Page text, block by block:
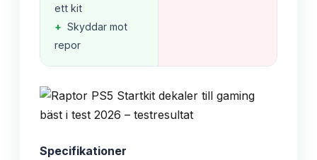
ett kit
+ Skyddar mot
repor
Specifikationer